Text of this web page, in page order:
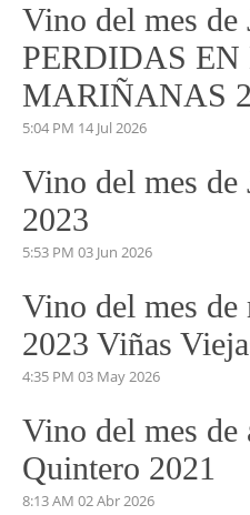
Vino del mes de
PERDIDAS EN
MARIÑANAS
5:04 PM 14 Jul 2026
Vino del mes de
2023
5:53 PM 03 Jun 2026
Vino del mes de
2023 Viñas
4:35 PM 03 May 2026
Vino del mes de
Quintero 2021
8:13 AM 02 Abr 2026